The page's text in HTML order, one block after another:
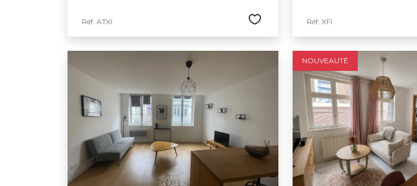
Réf. ATXI Réf. XFI
NOUVEAUTÉ